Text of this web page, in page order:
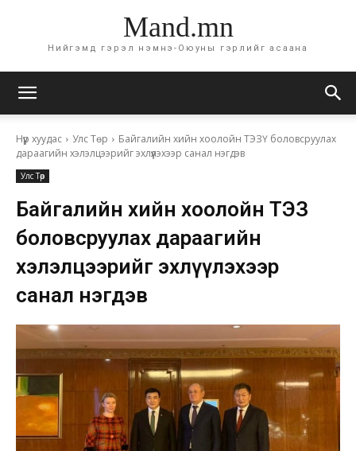
Mand.mn
Нийгэмд гэрэл нэмнэ-Оюуны гэрлийг асаана
Нүүр хуудас Улс Төр
Байгалийн хийн хоолойн ТЭЗҮ боловсруулах
дараагийн хэлэлцээрийг эхлүүлэхээр санал нэгдэв
Улс Төр
Байгалийн хийн хоолойн ТЭЗҮ
боловсруулах дараагийн
хэлэлцээрийг эхлүүлэхээр
санал нэгдэв